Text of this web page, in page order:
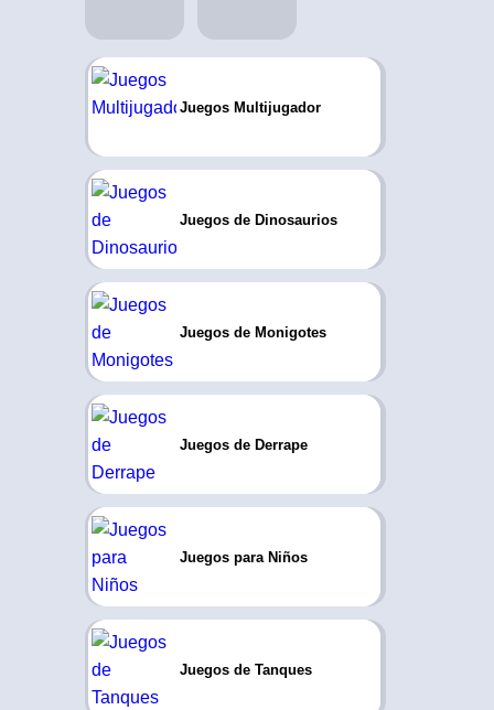
Juegos Multijugador
Juegos de Dinosaurios
Juegos de Monigotes
Juegos de Derrape
Juegos para Niños
Juegos de Tanques